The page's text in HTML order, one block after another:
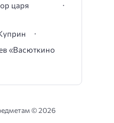
царя
«Васюткино
©2026